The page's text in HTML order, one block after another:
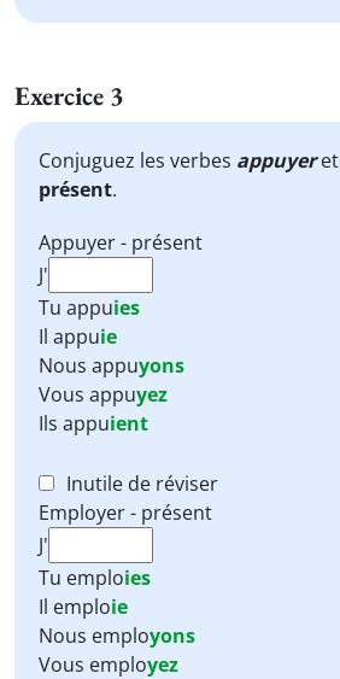
Exercice 3
Conjuguez les verbes appuyeret
présent.
Appuyer - présent
J'
Tu appuies
Il appuie
Nous appuyons
Vous appuyez
Ils appuient
Inutile de réviser
Employer - présent
J'
Tu emploies
Il emploie
Nous employons
Vous employez